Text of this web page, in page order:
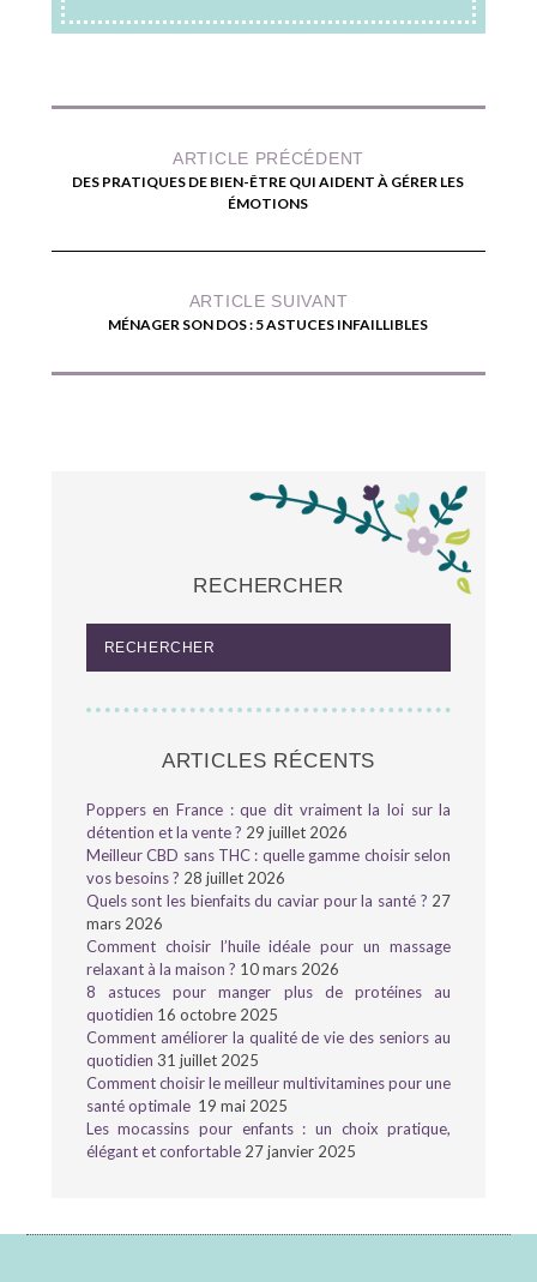
ARTICLE PRÉCÉDENT
DES PRATIQUES DE BIEN-ÊTRE QUI AIDENT À GÉRER LES
ÉMOTIONS
ARTICLE SUIVANT
MÉNAGER SON DOS : 5 ASTUCES INFAILLIBLES
RECHERCHER
ARTICLES RÉCENTS
Poppers en France : que dit vraiment la loi sur la
détention et la vente ? 29 juillet 2026
Meilleur CBD sans THC : quelle gamme choisir selon
vos besoins ? 28 juillet 2026
Quels sont les bienfaits du caviar pour la santé ? 27
mars 2026
Comment choisir l’huile idéale pour un massage
relaxant à la maison ? 10 mars 2026
8 astuces pour manger plus de protéines au
quotidien 16 octobre 2025
Comment améliorer la qualité de vie des seniors au
quotidien 31 juillet 2025
Comment choisir le meilleur multivitamines pour une
santé optimale 19 mai 2025
Les mocassins pour enfants : un choix pratique,
élégant et confortable 27 janvier 2025